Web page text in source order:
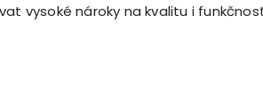
vysoké nároky na kvalitu i